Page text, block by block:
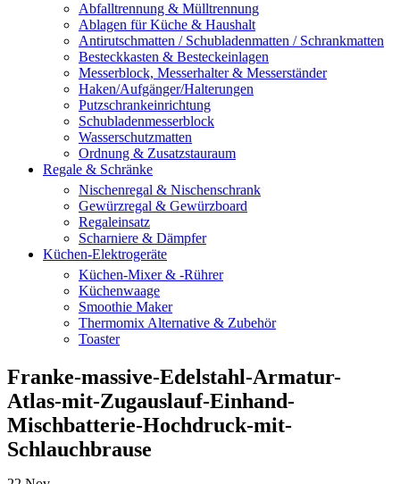
Abfalltrennung & Mülltrennung
Ablagen für Küche & Haushalt
Antirutschmatten / Schubladenmatten / Schrankmatten
Besteckkasten & Besteckeinlagen
Messerblock, Messerhalter & Messerständer
Haken/Aufgänger/Halterungen
Putzschrankeinrichtung
Schubladenmesserblock
Wasserschutzmatten
Ordnung & Zusatzstauraum
Regale & Schränke
Nischenregal & Nischenschrank
Gewürzregal & Gewürzboard
Regaleinsatz
Scharniere & Dämpfer
Küchen-Elektrogeräte
Küchen-Mixer & -Rührer
Küchenwaage
Smoothie Maker
Thermomix Alternative & Zubehör
Toaster
Franke-massive-Edelstahl-Armatur-
Atlas-mit-Zugauslauf-Einhand-
Mischbatterie-Hochdruck-mit-
Schlauchbrause